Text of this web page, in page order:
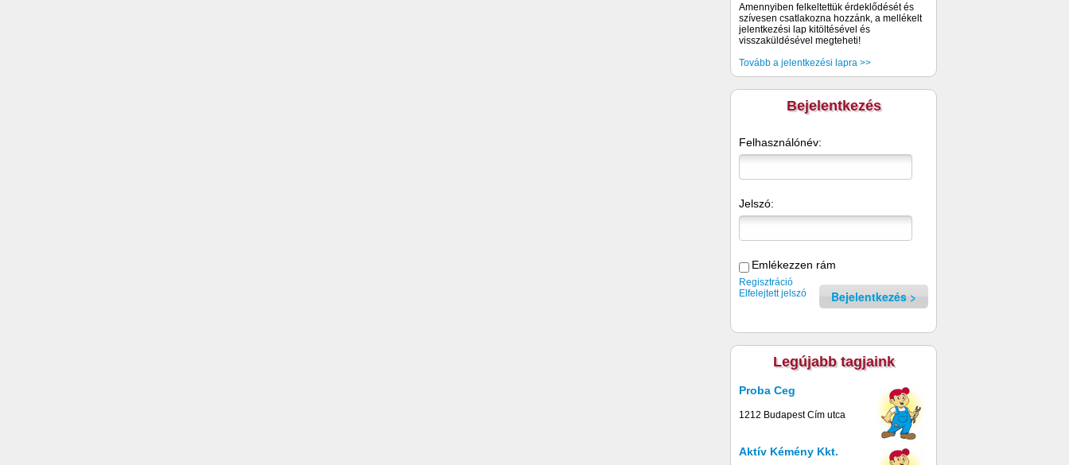
Amennyiben felkeltettük érdeklődését és
szívesen csatlakozna hozzánk, a mellékelt
jelentkezési lap kitöltésével és
visszaküldésével megteheti!
Tovább a jelentkezési lapra >>
Bejelentkezés
Felhasználónév:
Jelszó:
Emlékezzen rám
Bejelentkezés
Regisztráció
Elfelejtett jelszó
Legújabb tagjaink
Proba Ceg
1212 Budapest Cím utca
Aktív Kémény Kkt.